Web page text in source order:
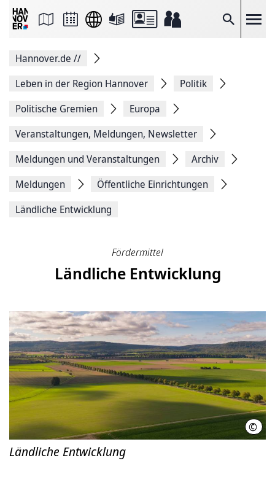
Suche
Seite
Facebook
teilen
Seitenlink
Seite
Hannover.de //
Leben in der Region Hannover
Politik
Politische Gremien
Europa
Veranstaltungen, Meldungen, Newsletter
Meldungen und Veranstaltungen
Archiv
Meldungen
Öffentliche Einrichtungen
Ländliche Entwicklung
Fördermittel
Ländliche Entwicklung
©
Ländliche Entwicklung